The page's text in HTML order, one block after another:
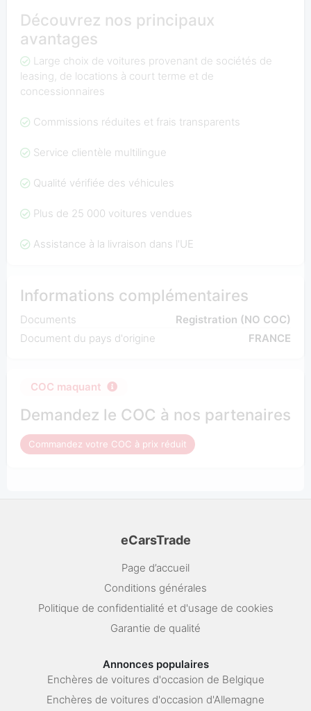
Découvrez nos principaux
avantages
Large choix de voitures provenant de sociétés de
leasing, de locations à court terme et de
concessionnaires
Commissions réduites et frais transparents
Service clientèle multilingue
Qualité vérifiée des véhicules
Plus de 25 000 voitures vendues
Assistance à la livraison dans l'UE
Informations complémentaires
Documents
Registration (NO COC)
Document du pays d'origine
FRANCE
COC maquant
Demandez le COC à nos partenaires
Commandez votre COC à prix réduit
eCarsTrade
Page d’accueil
Conditions générales
Politique de confidentialité et d'usage de cookies
Garantie de qualité
Annonces populaires
Enchères de voitures d'occasion de Belgique
Enchères de voitures d'occasion d'Allemagne